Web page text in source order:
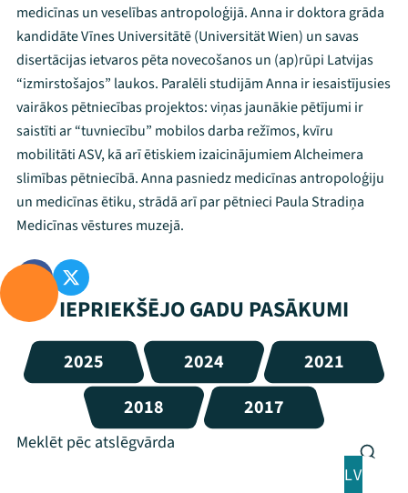
medicīnas un veselības antropoloģijā. Anna ir doktora grāda
kandidāte Vīnes Universitātē (Universität Wien) un savas
disertācijas ietvaros pēta novecošanos un (ap)rūpi Latvijas
“izmirstošajos” laukos. Paralēli studijām Anna ir iesaistījusies
vairākos pētniecības projektos: viņas jaunākie pētījumi ir
saistīti ar “tuvniecību” mobilos darba režīmos, kvīru
mobilitāti ASV, kā arī ētiskiem izaicinājumiem Alcheimera
slimības pētniecībā. Anna pasniedz medicīnas antropoloģiju
un medicīnas ētiku, strādā arī par pētnieci Paula Stradiņa
Medicīnas vēstures muzejā.
IEPRIEKŠĒJO GADU PASĀKUMI
2025 2024
2021
2018
2017
LV